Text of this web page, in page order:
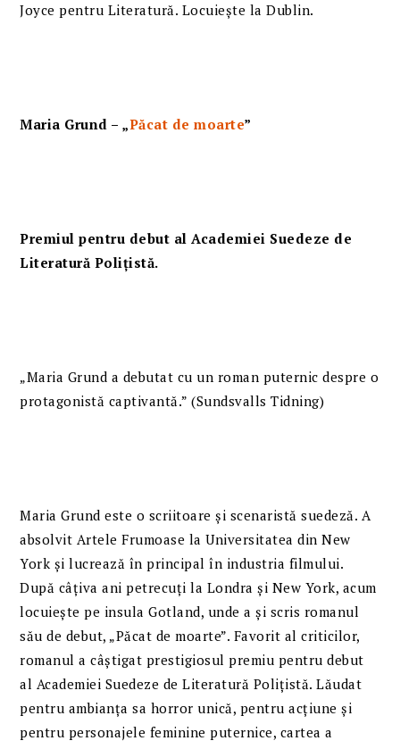
Joyce pentru Literatură. Locuiește la Dublin.
Maria Grund – „Păcat de moarte”
Premiul pentru debut al Academiei Suedeze de
Literatură Polițistă.
„Maria Grund a debutat cu un roman puternic despre o
protagonistă captivantă.” (Sundsvalls Tidning)
Maria Grund este o scriitoare și scenaristă suedeză. A
absolvit Artele Frumoase la Universitatea din New
York și lucrează în principal în industria filmului.
După câțiva ani petrecuți la Londra și New York, acum
locuiește pe insula Gotland, unde a și scris romanul
său de debut, „Păcat de moarte”. Favorit al criticilor,
romanul a câștigat prestigiosul premiu pentru debut
al Academiei Suedeze de Literatură Polițistă. Lăudat
pentru ambianța sa horror unică, pentru acțiune și
pentru personajele feminine puternice, cartea a